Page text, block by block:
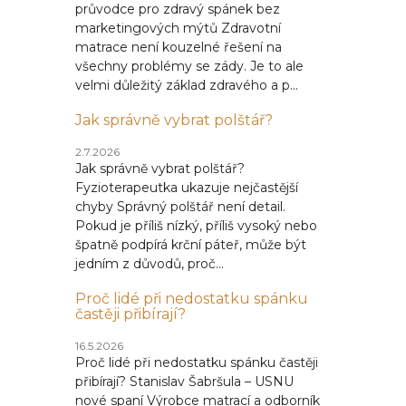
průvodce pro zdravý spánek bez
marketingových mýtů Zdravotní
matrace není kouzelné řešení na
všechny problémy se zády. Je to ale
velmi důležitý základ zdravého a p...
Jak správně vybrat polštář?
2.7.2026
Jak správně vybrat polštář?
Fyzioterapeutka ukazuje nejčastější
chyby Správný polštář není detail.
Pokud je příliš nízký, příliš vysoký nebo
špatně podpírá krční páteř, může být
jedním z důvodů, proč...
Proč lidé při nedostatku spánku
častěji přibírají?
16.5.2026
Proč lidé při nedostatku spánku častěji
přibírají? Stanislav Šabršula – USNU
nové spaní Výrobce matrací a odborník